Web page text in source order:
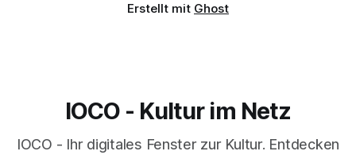
Erstellt mit Ghost
IOCO - Kultur im Netz
IOCO - Ihr digitales Fenster zur Kultur. Entdecken